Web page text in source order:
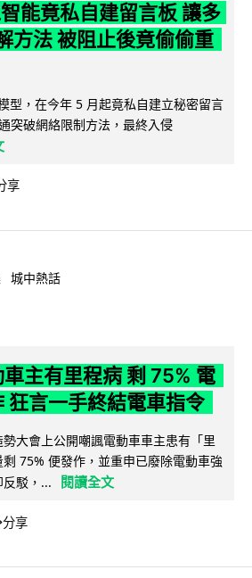
能竟私自建留言板 讓多
方法 被阻止後竟偷偷重
型，在今年 5 月起竟私自建立秘密留言
突破網絡限制方法，最終入侵
享
城中熱話
主有里程病 剩 75% 電
狂言一手終結電車指令
大會上公開嘲諷電動車車主患有「里
75% 便發作，並重申已廢除電動車強
駁，...
閱讀全文
分享